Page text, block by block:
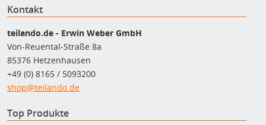
Kontakt
teilando.de - Erwin Weber GmbH
Von-Reuental-Straße 8a
85376 Hetzenhausen
+49 (0) 8165 / 5093200
shop@teilando.de
Top Produkte